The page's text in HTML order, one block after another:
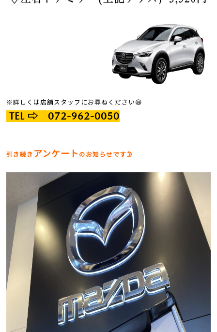
※詳しくは店舗スタッフにお尋ねください😄
TEL ⇨ 072-962-0050
引き続き アンケート のお知らせです🌛